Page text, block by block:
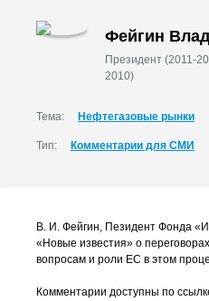
Фейгин
Президент (2011-
2010)
Тема: Нефтегазовые рынки
Тип: Комментарии для СМИ
В. И. Фейгин, Пезидент Фонда
«Новые известия» о
вопросам и роли ЕС в этом
Комментарии доступны по